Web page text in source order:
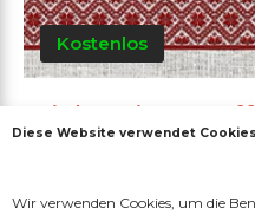
Kostenlos
Stickerei Text
Diese Website verwendet
Wir verwenden Cookies, um die